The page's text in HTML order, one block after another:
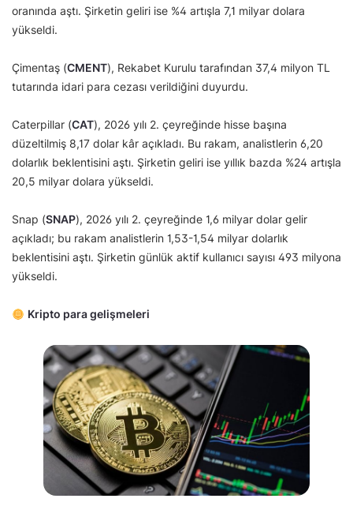
oranında aştı. Şirketin geliri ise %4 artışla 7,1 milyar dolara
yükseldi.
Çimentaş (CMENT), Rekabet Kurulu tarafından 37,4 milyon TL
tutarında idari para cezası verildiğini duyurdu.
Caterpillar (CAT), 2026 yılı 2. çeyreğinde hisse başına
düzeltilmiş 8,17 dolar kâr açıkladı. Bu rakam, analistlerin 6,20
dolarlık beklentisini aştı. Şirketin geliri ise yıllık bazda %24 artışla
20,5 milyar dolara yükseldi.
Snap (SNAP), 2026 yılı 2. çeyreğinde 1,6 milyar dolar gelir
açıkladı; bu rakam analistlerin 1,53-1,54 milyar dolarlık
beklentisini aştı. Şirketin günlük aktif kullanıcı sayısı 493 milyona
yükseldi.
Kripto para gelişmeleri